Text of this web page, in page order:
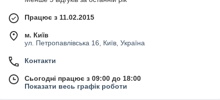
Працює з 11.02.2015
м. Київ
ул. Петропавлівська 16, Київ, Україна
Контакти
Сьогодні працює з 09:00 до 18:00
Показати весь графік роботи